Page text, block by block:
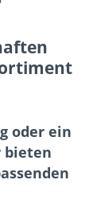
oder ein
bieten